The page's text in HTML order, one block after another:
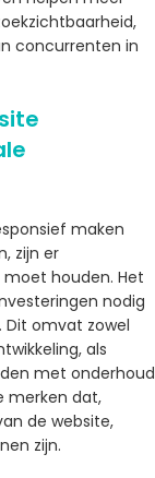
concurrenten in
maken
zijn er
houden. Het
nodig
omvat zowel
als
met onderhoud
merken dat,
de website,
zijn.